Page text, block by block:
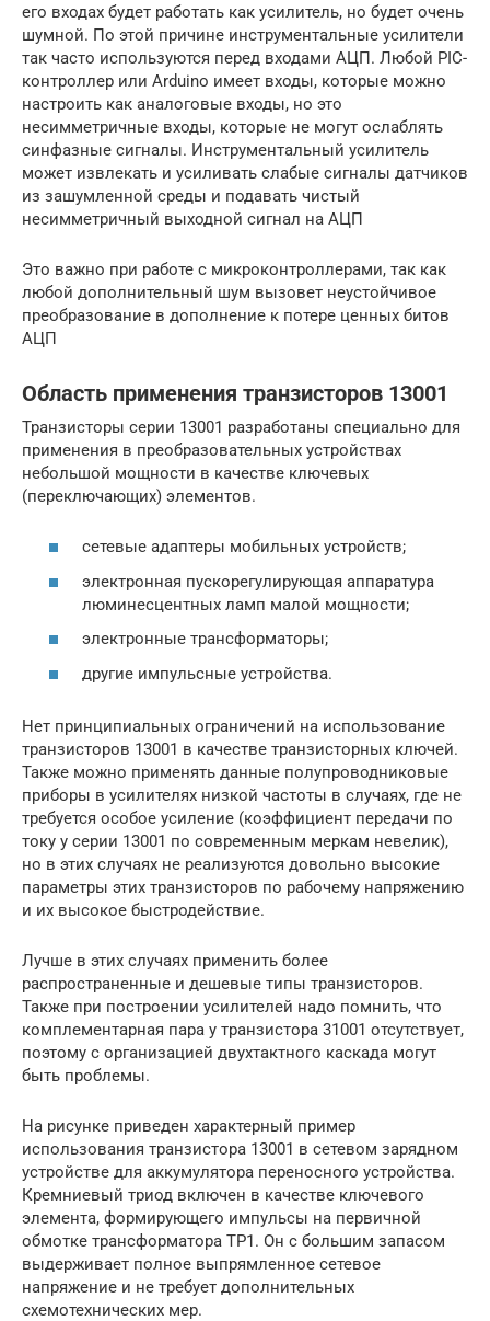
его входах будет работать как усилитель, но будет очень
шумной. По этой причине инструментальные усилители
так часто используются перед входами АЦП. Любой PIC-
контроллер или Arduino имеет входы, которые можно
настроить как аналоговые входы, но это
несимметричные входы, которые не могут ослаблять
синфазные сигналы. Инструментальный усилитель
может извлекать и усиливать слабые сигналы датчиков
из зашумленной среды и подавать чистый
несимметричный выходной сигнал на АЦП
Это важно при работе с микроконтроллерами, так как
любой дополнительный шум вызовет неустойчивое
преобразование в дополнение к потере ценных битов
АЦП
Область применения транзисторов 13001
Транзисторы серии 13001 разработаны специально для
применения в преобразовательных устройствах
небольшой мощности в качестве ключевых
(переключающих) элементов.
сетевые адаптеры мобильных устройств;
электронная пускорегулирующая аппаратура
люминесцентных ламп малой мощности;
электронные трансформаторы;
другие импульсные устройства.
Нет принципиальных ограничений на использование
транзисторов 13001 в качестве транзисторных ключей.
Также можно применять данные полупроводниковые
приборы в усилителях низкой частоты в случаях, где не
требуется особое усиление (коэффициент передачи по
току у серии 13001 по современным меркам невелик),
но в этих случаях не реализуются довольно высокие
параметры этих транзисторов по рабочему напряжению
и их высокое быстродействие.
Лучше в этих случаях применить более
распространенные и дешевые типы транзисторов.
Также при построении усилителей надо помнить, что
комплементарная пара у транзистора 31001 отсутствует,
поэтому с организацией двухтактного каскада могут
быть проблемы.
На рисунке приведен характерный пример
использования транзистора 13001 в сетевом зарядном
устройстве для аккумулятора переносного устройства.
Кремниевый триод включен в качестве ключевого
элемента, формирующего импульсы на первичной
обмотке трансформатора ТР1. Он с большим запасом
выдерживает полное выпрямленное сетевое
напряжение и не требует дополнительных
схемотехнических мер.